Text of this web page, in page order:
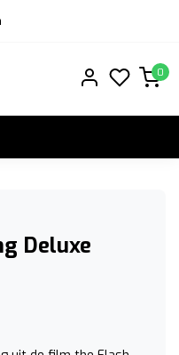
0
Deluxe